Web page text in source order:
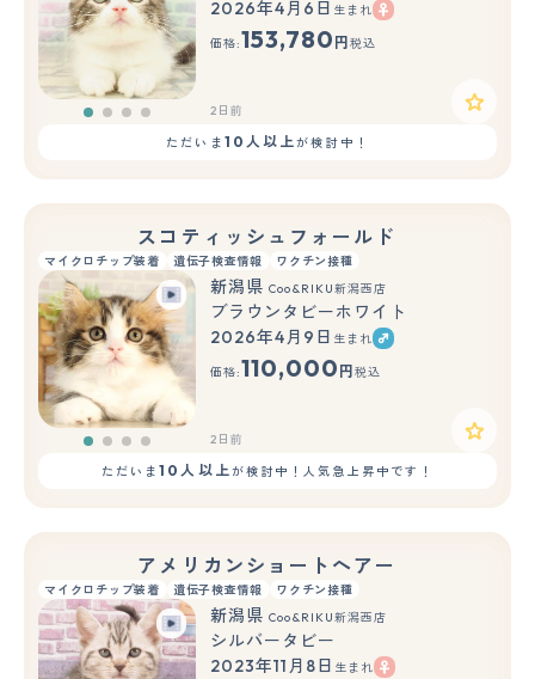
2026年4月6日 生まれ
価格:153,780 円 税込
2日前
ただいま 10人以上が検討中！
スコティッシュフォールド
マイクロチップ装着 遺伝子検査情報 ワクチン接種
新潟県 Coo&RIKU新潟西店
ブラウンタビーホワイト
2026年4月9日 生まれ
価格:110,000 円 税込
2日前
ただいま10人以上が検討中！人気急上昇中です！
アメリカンショートヘアー
マイクロチップ装着 遺伝子検査情報 ワクチン接種
新潟県 Coo&RIKU新潟西店
シルバータビー
2023年11月8日 生まれ